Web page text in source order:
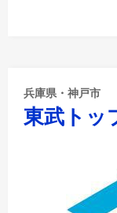
兵庫県・神戸市
東武トッ